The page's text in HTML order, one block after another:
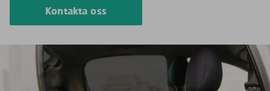
Kontakta oss